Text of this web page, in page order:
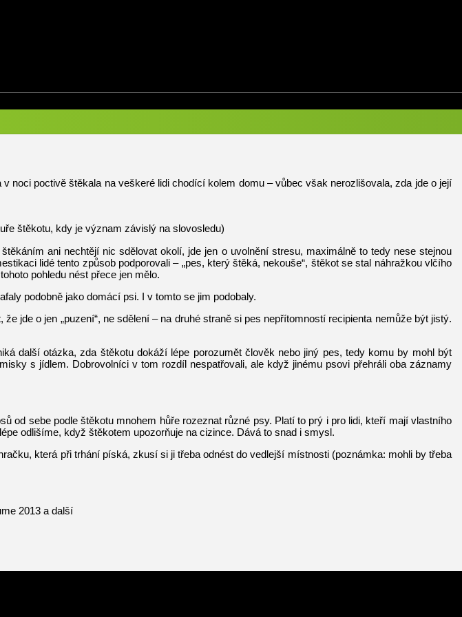
noci poctivě štěkala na veškeré lidi chodící kolem domu – vůbec však nerozlišovala, zda jde o její
štěkotu, kdy je význam závislý na slovosledu)
ani nechtějí nic sdělovat okolí, jde jen o uvolnění stresu, maximálně to tedy nese stejnou
lidé tento způsob podporovali – „pes, který štěká, nekouše“, štěkot se stal náhražkou vlčího
pohledu nést přece jen mělo.
podobně jako domácí psi. I v tomto se jim podobaly.
jde o jen „puzení“, ne sdělení – na druhé straně si pes nepřítomností recipienta nemůže být jistý.
další otázka, zda štěkotu dokáží lépe porozumět člověk nebo jiný pes, tedy komu by mohl být
s jídlem. Dobrovolníci v tom rozdíl nespatřovali, ale když jinému psovi přehráli oba záznamy
od sebe podle štěkotu mnohem hůře rozeznat různé psy. Platí to prý i pro lidi, kteří mají vlastního
odlišíme, když štěkotem upozorňuje na cizince. Dává to snad i smysl.
která při trhání píská, zkusí si ji třeba odnést do vedlejší místnosti (poznámka: mohli by třeba
2013 a další